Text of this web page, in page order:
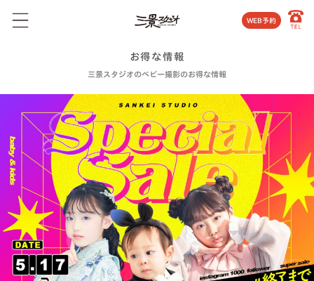
WEB予約
お得な情報
三景スタジオのベビー撮影のお得な情報